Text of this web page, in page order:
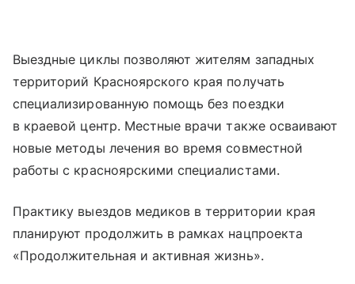
Выездные циклы позволяют жителям западных
территорий Красноярского края получать
специализированную помощь без поездки
в краевой центр. Местные врачи также осваивают
новые методы лечения во время совместной
работы с красноярскими специалистами.
Практику выездов медиков в территории края
планируют продолжить в рамках нацпроекта
«Продолжительная и активная жизнь».